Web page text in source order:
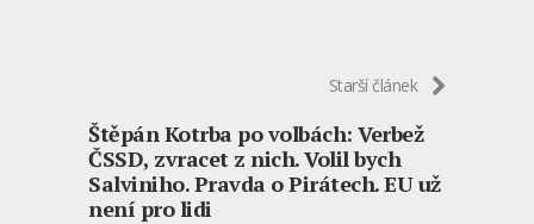
Starší článek
Štěpán Kotrba po volbách: Verbež
ČSSD, zvracet z nich. Volil bych
Salviniho. Pravda o Pirátech. EU už
není pro lidi